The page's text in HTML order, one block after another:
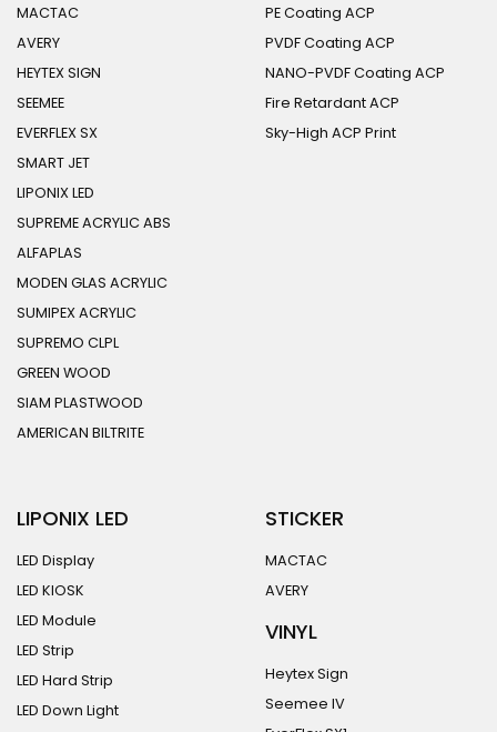
MACTAC
AVERY
HEYTEX SIGN
SEEMEE
EVERFLEX SX
SMART JET
LIPONIX LED
SUPREME ACRYLIC ABS
ALFAPLAS
MODEN GLAS ACRYLIC
SUMIPEX ACRYLIC
SUPREMO CLPL
GREEN WOOD
SIAM PLASTWOOD
AMERICAN BILTRITE
PE Coating ACP
PVDF Coating ACP
NANO-PVDF Coating ACP
Fire Retardant ACP
Sky-High ACP Print
LIPONIX LED
LED Display
LED KIOSK
LED Module
LED Strip
LED Hard Strip
LED Down Light
STICKER
MACTAC
AVERY
VINYL
Heytex Sign
Seemee IV